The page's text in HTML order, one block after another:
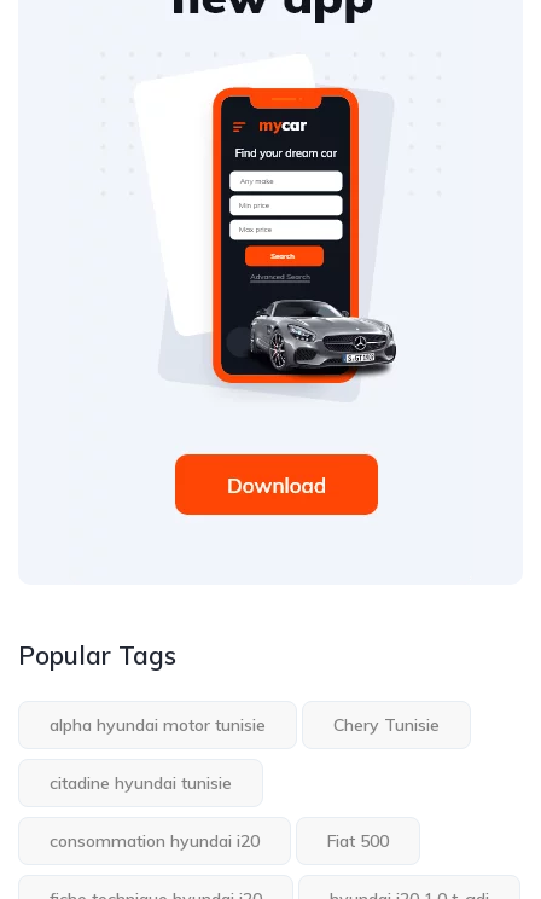
Popular Tags
alpha hyundai motor tunisie Chery Tunisie
citadine hyundai tunisie
consommation hyundai i20 Fiat 500